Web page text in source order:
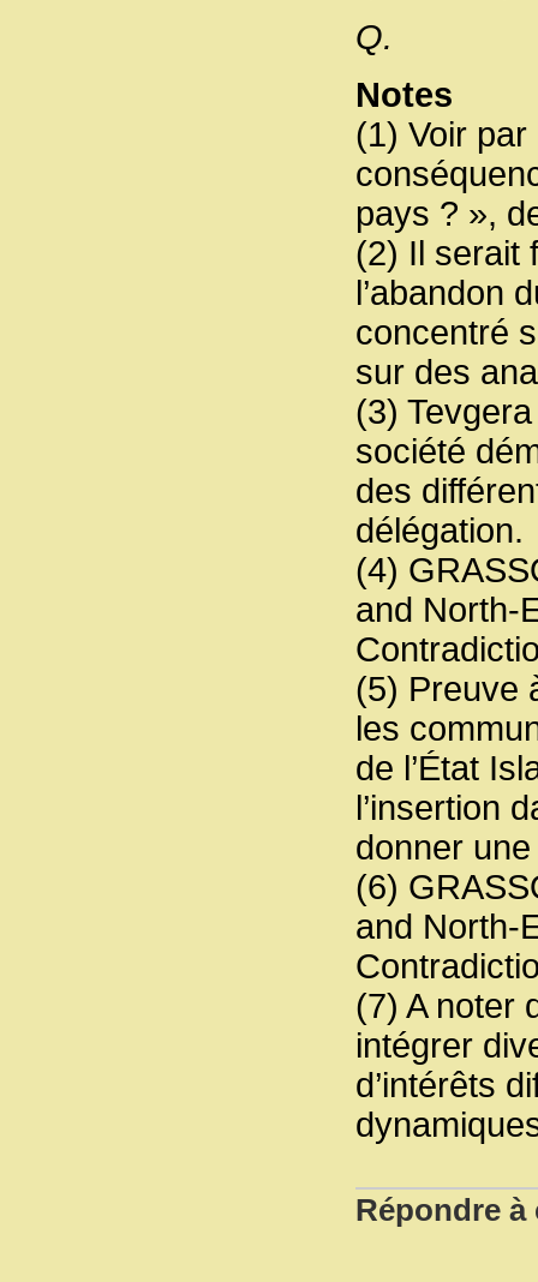
Q.
Notes
(1) Voir par
pays ? »,
(2) Il serait
l’abandon
concentré
sur des
(3)
société
des
délégation.
(4)
and North-
(5) Preuve
les
de l’État
l’insertion
donner
(6)
and North-
(7) A noter
intégrer
d’intérêts
Répondre à